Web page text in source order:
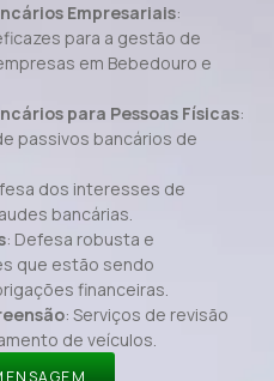
Empresariais:
para a gestão de
em Bebedouro e
para Pessoas Físicas:
passivos bancários de
dos interesses de
bancárias.
: Defesa robusta e
que estão sendo
financeiras.
: Serviços de revisão
de veículos.